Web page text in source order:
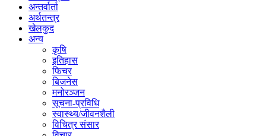
अन्तर्वार्ता
अर्थतन्त्र
खेलकुद
अन्य
कृषि
इतिहास
फिचर
बिजनेस
मनोरञ्जन
सूचना-प्रविधि
स्वास्थ्य/जीवनशैली
विचित्र संसार